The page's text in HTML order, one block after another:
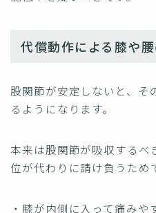
代償動作による膝や
股関節が安定しないと、そ
るようになります。
本来は股関節が吸収するべ
位が代わりに請け負うため
・膝が内側に入って痛みや